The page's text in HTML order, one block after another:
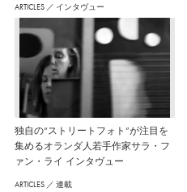
ARTICLES ／ インタヴュー
独自の“ストリートフォト”が注目を
集めるオランダ人若手作家サラ・フ
ァン・ライ インタヴュー
ARTICLES ／ 連載